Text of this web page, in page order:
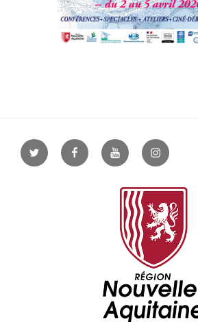
Twitter FacebookYouTubeInstagram